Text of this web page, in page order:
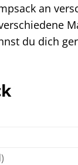
an
du dich